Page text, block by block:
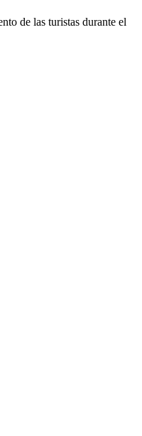
de las turistas durante el